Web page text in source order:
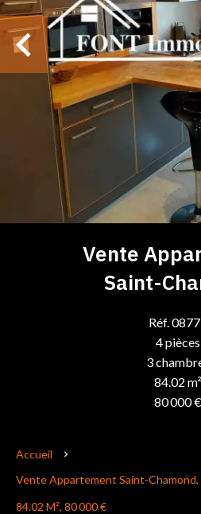
Vente
Saint-
Réf.
4 pièces
3
84.02 m²
80 000 €
Accueil
Vente Appartement Saint-Chamond,
84.02 M², 80 000 €